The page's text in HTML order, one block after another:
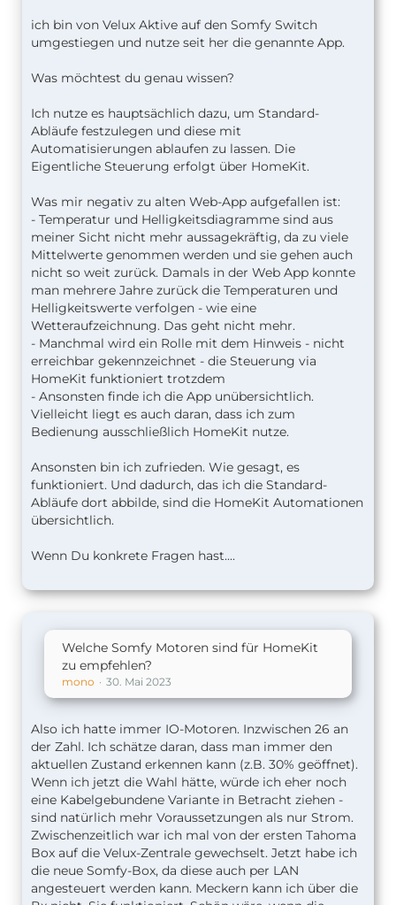
ich bin von Velux Aktive auf den Somfy Switch
umgestiegen und nutze seit her die genannte App.
Was möchtest du genau wissen?
Ich nutze es hauptsächlich dazu, um Standard-
Abläufe festzulegen und diese mit
Automatisierungen ablaufen zu lassen. Die
Eigentliche Steuerung erfolgt über HomeKit.
Was mir negativ zu alten Web-App aufgefallen ist:
- Temperatur und Helligkeitsdiagramme sind aus
meiner Sicht nicht mehr aussagekräftig, da zu viele
Mittelwerte genommen werden und sie gehen auch
nicht so weit zurück. Damals in der Web App konnte
man mehrere Jahre zurück die Temperaturen und
Helligkeitswerte verfolgen - wie eine
Wetteraufzeichnung. Das geht nicht mehr.
- Manchmal wird ein Rolle mit dem Hinweis - nicht
erreichbar gekennzeichnet - die Steuerung via
HomeKit funktioniert trotzdem
- Ansonsten finde ich die App unübersichtlich.
Vielleicht liegt es auch daran, dass ich zum
Bedienung ausschließlich HomeKit nutze.
Ansonsten bin ich zufrieden. Wie gesagt, es
funktioniert. Und dadurch, das ich die Standard-
Abläufe dort abbilde, sind die HomeKit Automationen
übersichtlich.
Wenn Du konkrete Fragen hast....
Welche Somfy Motoren sind für HomeKit
zu empfehlen?
mono 30. Mai 2023
Also ich hatte immer IO-Motoren. Inzwischen 26 an
der Zahl. Ich schätze daran, dass man immer den
aktuellen Zustand erkennen kann (z.B. 30% geöffnet).
Wenn ich jetzt die Wahl hätte, würde ich eher noch
eine Kabelgebundene Variante in Betracht ziehen -
sind natürlich mehr Voraussetzungen als nur Strom.
Zwischenzeitlich war ich mal von der ersten Tahoma
Box auf die Velux-Zentrale gewechselt. Jetzt habe ich
die neue Somfy-Box, da diese auch per LAN
angesteuert werden kann. Meckern kann ich über die